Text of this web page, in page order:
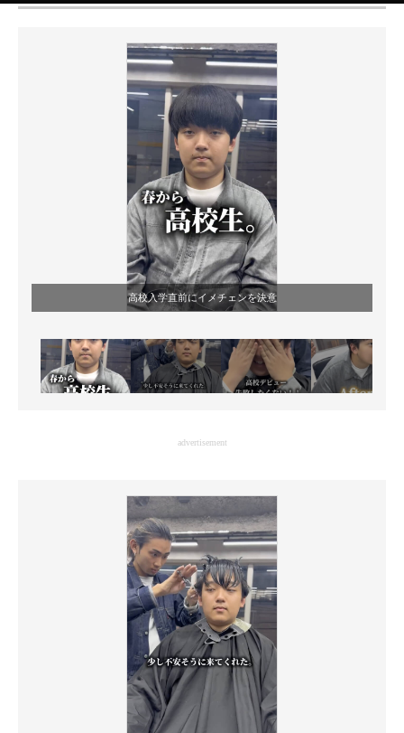
注目記事を集めた総合ページ
ITの今と未来を見通す
スマホと通信の最新トレンド
進化するPCとデバイスの未来
好きが集まる 比べて選べる
ビジネスと働き方のヒント
AI活用のいまが分かる
企業ITのトレンドを詳説
マーケ×ITの今がよく分かる
ITエンジニア向け専門サイト
製造業のIT導入・活用を支援
モノづくり技術者専門サイト
エレクトロニクス専門サイト
電子設計の基本と応用
エネルギーの専門メディア
建設×テクノロジーの最前線
高校入学直前にイメチェンを決意
advertisement